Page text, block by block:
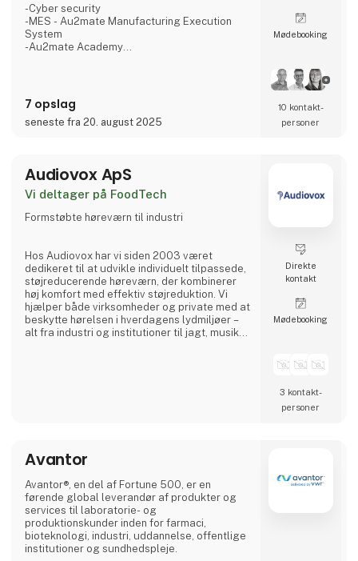
-Cyber security
-MES - Au2mate Manufacturing Execution
System
-Au2mate Academy
velkommen på stand M9970!
7 opslag
seneste fra 20. august 2025
Møde­booking
10 kontakt­
personer
Audiovox ApS
Vi deltager på FoodTech
Formstøbte høreværn til industri
Hos Audiovox har vi siden 2003 været
dedikeret til at udvikle individuelt tilpassede,
støjreducerende høreværn, der kombinerer
høj komfort med effektiv støjreduktion. Vi
hjælper både virksomheder og private med at
beskytte hørelsen i hverdagens lydmiljøer –
alt fra industri og institutioner til jagt, musik
På vores stand til dette års HI-messen kan d
Direkte
kontakt
Møde­booking
3 kontakt­
personer
Avantor
Avantor®, en del af Fortune 500, er en
førende global leverandør af produkter og
services til laboratorie- og
produktionskunder inden for farmaci,
bioteknologi, industri, uddannelse, offentlige
institutioner og sundhedspleje.